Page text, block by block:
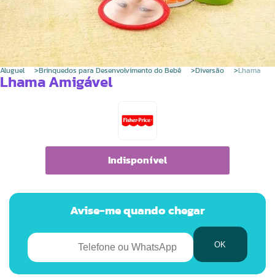
Aluguel Brinquedos para Desenvolvimento do Bebê Diversão Lhama
Lhama Amigável
Indisponível
Avise-me quando chegar